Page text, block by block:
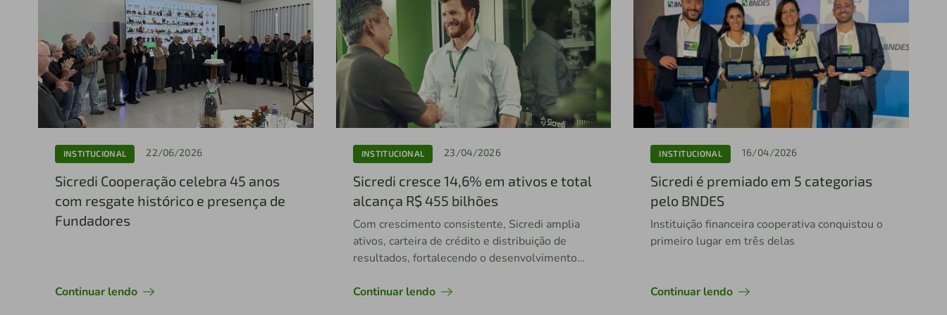
INSTITUCIONAL 22/06/2026
Sicredi Cooperação celebra 45 anos
com resgate histórico e presença de
Fundadores
Continuar lendo
INSTITUCIONAL 23/04/2026
Sicredi cresce 14,6% em ativos e total
alcança R$ 455 bilhões
Com crescimento consistente, Sicredi amplia
ativos, carteira de crédito e distribuição de
resultados, fortalecendo o desenvolvimento
Continuar lendo
INSTITUCIONAL 16/04/2026
Sicredi é premiado em 5 categorias
pelo BNDES
Instituição financeira cooperativa conquistou o
primeiro lugar em três delas
Continuar lendo